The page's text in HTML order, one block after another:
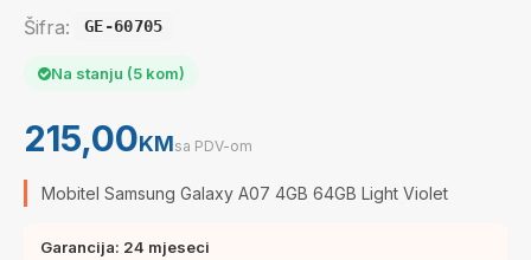
Šifra: GE-60705
Na stanju (5 kom)
215,00KMsa PDV-om
Mobitel Samsung Galaxy A07 4GB 64GB Light Violet
Garancija: 24 mjeseci